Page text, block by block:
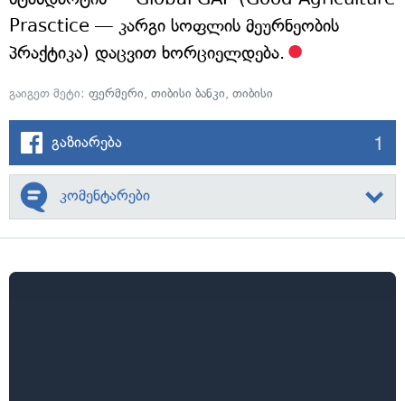
Prasctice — კარგი სოფლის მეურნეობის
პრაქტიკა) დაცვით ხორციელდება.
გაიგეთ მეტი: ფერმერი, თიბისი ბანკი, თიბისი
გაზიარება 1
კომენტარები